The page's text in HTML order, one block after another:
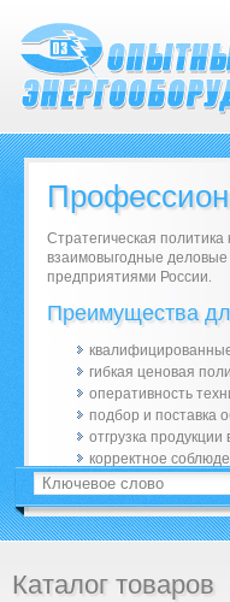
Стратегическая
взаимовыгодные
предприятиями России.
Преимущества
гибкая ценовая
оперативность
подбор и поставка
отгрузка
корректное
Каталог товаров